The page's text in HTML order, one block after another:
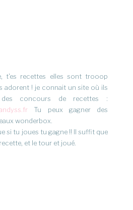
t’es recettes elles sont trooop
adorent ! je connait un site où ils
des concours de recettes :
Tu peux gagner des
wonderbox.
si tu joues tu gagne !! Il suffit que
et le tour et joué.